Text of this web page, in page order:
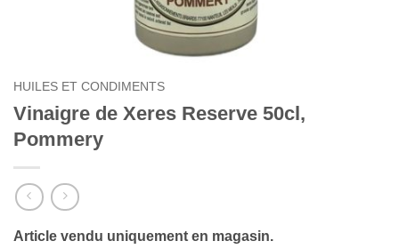
HUILES ET CONDIMENTS
Vinaigre de Xeres Reserve 50cl,
Pommery
Article vendu uniquement en magasin.